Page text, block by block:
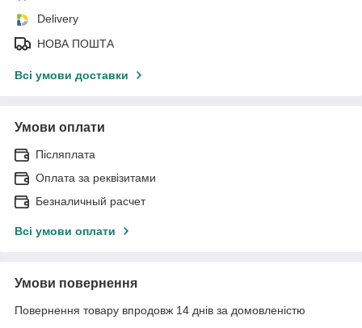
Delivery
НОВА ПОШТА
Всі умови доставки
Умови оплати
Післяплата
Оплата за реквізитами
Безналичный расчет
Всі умови оплати
Умови повернення
Повернення товару впродовж 14 днів за домовленістю